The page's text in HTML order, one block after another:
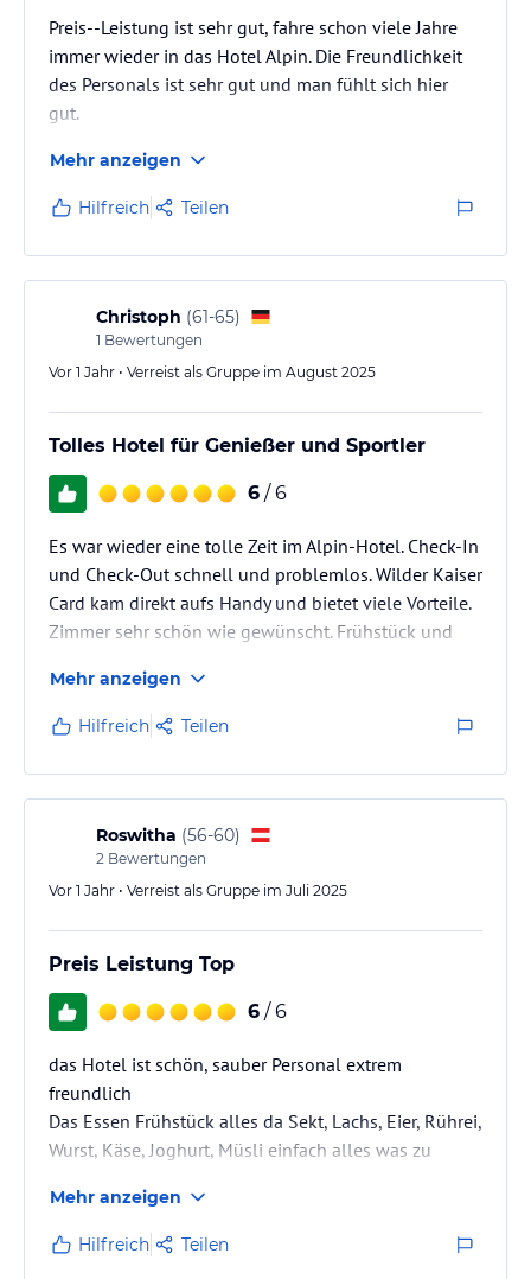
Preis--Leistung ist sehr gut, fahre schon viele Jahre
immer wieder in das Hotel Alpin. Die Freundlichkeit
des Personals ist sehr gut und man fühlt sich hier
gut.
Mehr anzeigen
Hilfreich Teilen
Christoph (61-65)
1 Bewertungen
Vor 1 Jahr • Verreist als Gruppe im August 2025
Tolles Hotel für Genießer und Sportler
6 / 6
Es war wieder eine tolle Zeit im Alpin-Hotel. Check-In
und Check-Out schnell und problemlos. Wilder Kaiser
Card kam direkt aufs Handy und bietet viele Vorteile.
Zimmer sehr schön wie gewünscht. Frühstück und
professionellem Service. Lob insbes. auch an den
Bartender. Gerne bis zum nächsten Mal...
Mehr anzeigen
Hilfreich Teilen
Roswitha (56-60)
2 Bewertungen
Vor 1 Jahr • Verreist als Gruppe im Juli 2025
Preis Leistung Top
6 / 6
das Hotel ist schön, sauber Personal extrem
freundlich
Das Essen Frühstück alles da Sekt, Lachs, Eier, Rührei,
Wurst, Käse, Joghurt, Müsli einfach alles was zu
Die Jause einfach klasse man braucht kein
Abendessen mehr jeden Tag etwa anderes von Suppe
bis Tafelspitz, Pizza einfach 4 Sterne
Mehr anzeigen
Hilfreich Teilen